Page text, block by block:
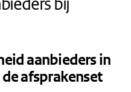
aanbieders in
afsprakenset